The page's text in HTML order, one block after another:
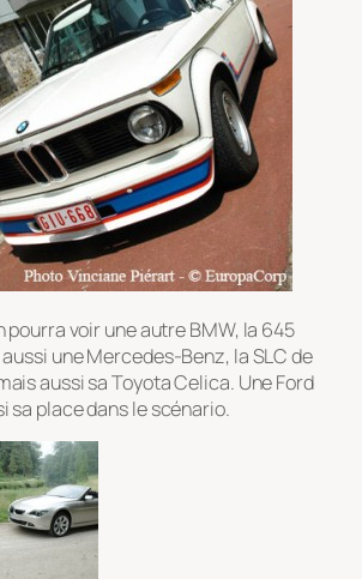
pourra voir une autre BMW, la 645
une Mercedes-Benz, la SLC de
aussi sa Toyota Celica. Une Ford
sa place dans le scénario.